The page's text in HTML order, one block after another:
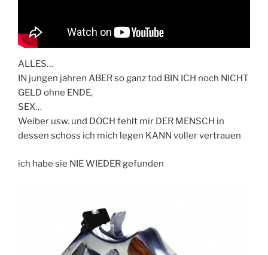
ALLES…
IN jungen jahren ABER so ganz tod BIN ICH noch NICHT
GELD ohne ENDE,
SEX…
Weiber usw. und DOCH fehlt mir DER MENSCH in
dessen schoss ich mich legen KANN voller vertrauen
ich habe sie NIE WIEDER gefunden